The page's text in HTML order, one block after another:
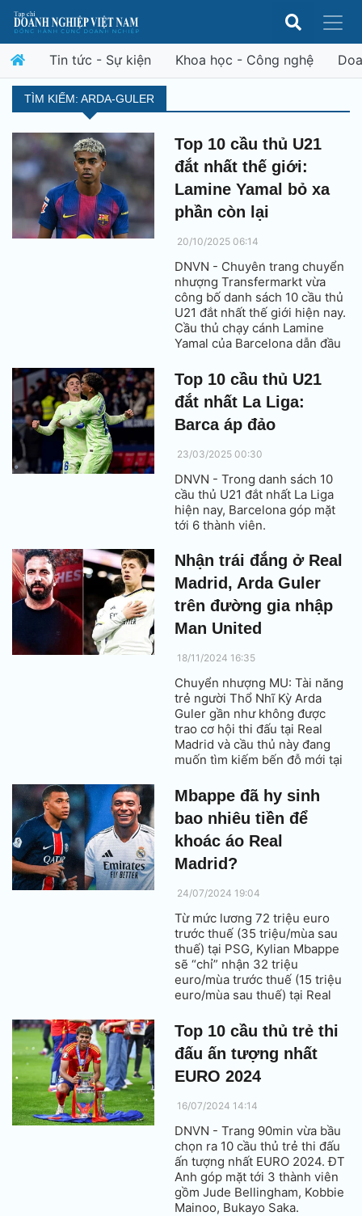
Tin tức - Sự kiện Khoa học - Công nghệ
TÌM KIẾM: ARDA-GULER
Top 10 cầu thủ U21
đắt nhất thế giới:
Lamine Yamal bỏ xa
phần còn lại
20/10/2025 06:14
DNVN - Chuyên trang chuyển
nhượng Transfermarkt vừa
công bố danh sách 10 cầu thủ
U21 đắt nhất thế giới hiện nay.
Cầu thủ chạy cánh Lamine
Yamal của Barcelona dẫn đầu
Top 10 cầu thủ U21
đắt nhất La Liga:
Barca áp đảo
23/03/2025 00:30
DNVN - Trong danh sách 10
cầu thủ U21 đắt nhất La Liga
hiện nay, Barcelona góp mặt
tới 6 thành viên.
Nhận trái đắng ở Real
Madrid, Arda Guler
trên đường gia nhập
Man United
18/11/2024 16:35
Chuyển nhượng MU: Tài năng
trẻ người Thổ Nhĩ Kỳ Arda
Guler gần như không được
trao cơ hội thi đấu tại Real
Madrid và cầu thủ này đang
muốn tìm kiếm bến đỗ mới tại
Mbappe đã hy sinh
bao nhiêu tiền để
khoác áo Real
Madrid?
24/07/2024 19:04
Từ mức lương 72 triệu euro
trước thuế (35 triệu/mùa sau
thuế) tại PSG, Kylian Mbappe
sẽ “chỉ” nhận 32 triệu
euro/mùa trước thuế (15 triệu
euro/mùa sau thuế) tại Real
vẫn cao hơn 5 triệu euro so
với thu nhập của David Alaba,
Vinicius Junior và Jude
Bellingham, bộ ba nhận lương
cao nhất đội trước đó.
Top 10 cầu thủ trẻ thi
đấu ấn tượng nhất
EURO 2024
16/07/2024 14:14
DNVN - Trang 90min vừa bầu
chọn ra 10 cầu thủ trẻ thi đấu
ấn tượng nhất EURO 2024. ĐT
Anh góp mặt tới 3 thành viên
gồm Jude Bellingham, Kobbie
Mainoo, Bukayo Saka.